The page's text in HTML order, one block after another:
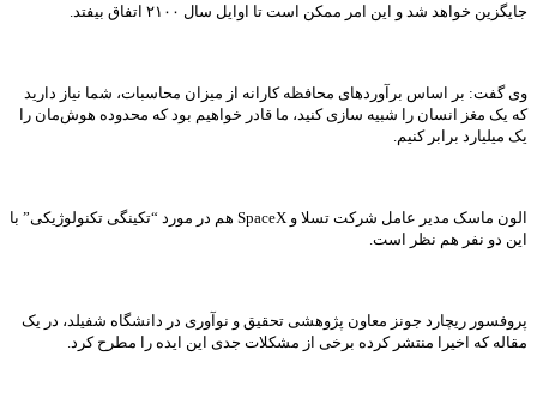
جایگزین خواهد شد و این امر ممکن است تا اوایل سال ۲۱۰۰ اتفاق بیفتد.
وی گفت: بر اساس برآوردهای محافظه کارانه از میزان محاسبات، شما نیاز دارید
که یک مغز انسان را شبیه سازی کنید، ما قادر خواهیم بود که محدوده هوش‌مان را
یک میلیارد برابر کنیم.
الون ماسک مدیر عامل شرکت تسلا و SpaceX هم در مورد “تکینگی تکنولوژیکی” با
این دو نفر هم نظر است.
پروفسور ریچارد جونز معاون پژوهشی تحقیق و نوآوری در دانشگاه شفیلد، در یک
مقاله که اخیرا منتشر کرده برخی از مشکلات جدی این ایده را مطرح کرد.